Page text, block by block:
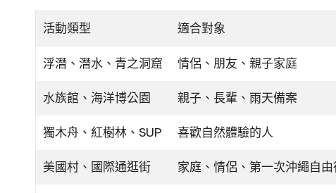
活動類型 適合對象
浮潛、潛水、青之洞窟 情侶、朋友、親子家庭
水族館、海洋博公園 親子、長輩、雨天備案
獨木舟、紅樹林、SUP 喜歡自然體驗的人
美國村、國際通逛街 家庭、情侶、第一次沖繩自由